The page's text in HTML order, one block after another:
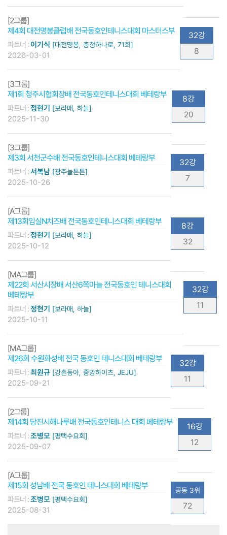
[2그룹]
제4회 대전명봉클럽배 전국동호인테니스대회 마스터스부
파트너 :이기식 [대전명봉, 충청하나로, 71회]
2026-03-01
32강
8
[3그룹]
제1회 청주시협회장배 전국동호인테니스대회 베테랑부
파트너 :정현기 [보라매, 하늘]
2025-11-30
8강
20
[3그룹]
제3회 서천군수배 전국동호인테니스대회 베테랑부
파트너 :서복남 [광주늘튼튼]
2025-10-26
32강
7
[A그룹]
제13회임실N치즈배 전국동호인테니스대회 베테랑부
파트너 :정현기 [보라매, 하늘]
2025-10-12
8강
32
[MA그룹]
제22회 서산시장배 서산6쪽마늘 전국동호인 테니스대회
베테랑부
파트너 :정현기 [보라매, 하늘]
2025-10-11
32강
11
[MA그룹]
제26회 수원화성배 전국 동호인 테니스대회 베테랑부
파트너 :최원규 [강촌동아, 중앙하이츠, JEJU]
2025-09-21
32강
11
[2그룹]
제14회 당진시해나루배 전국동호인테니스 대회 베테랑부
파트너 :조병모 [평택수요회]
2025-09-07
16강
12
[A그룹]
제15회 성남배 전국 동호인 테니스대회 베테랑부
파트너 :조병모 [평택수요회]
2025-08-31
공동 3위
72